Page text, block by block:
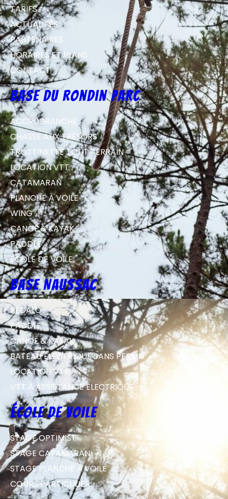
TARIFS
ACTUALITÉS
PARTENAIRES
HORAIRES ET PLANS
CONTACT
Base du Rondin parc
ACCROBRANCHE
CHASSE AUX TRÉSORS
TROTTINETTE TOUT TERRAIN
LOCATION VTT
CATAMARAN
PLANCHE À VOILE
WING
CANOË & KAYAK
PADDLE
ECOLE DE VOILE
Base Naussac
PÉDALO
PADDLE
CANOË & KAYAK
BATEAU ÉLECTRIQUE SANS PERMIS
LOCATION VTT
VTT À ASSISTANCE ÉLECTRIQUE
école de voile
STAGE OPTIMIST
STAGE CATAMARAN
STAGE PLANCHE À VOILE
COURS PARTICULIER